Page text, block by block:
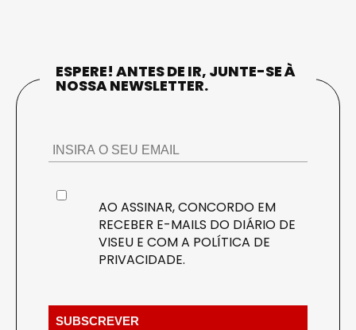
ESPERE! ANTES DE IR, JUNTE-SE À
NOSSA NEWSLETTER.
AO ASSINAR, CONCORDO EM
RECEBER E-MAILS DO DIÁRIO DE
VISEU E COM A POLÍTICA DE
PRIVACIDADE.